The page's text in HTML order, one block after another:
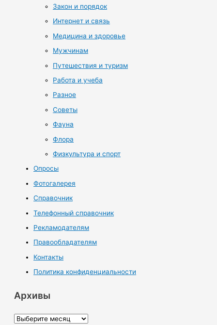
Закон и порядок
Интернет и связь
Медицина и здоровье
Мужчинам
Путешествия и туризм
Работа и учеба
Разное
Советы
Фауна
Флора
Физкультура и спорт
Опросы
Фотогалерея
Справочник
Телефонный справочник
Рекламодателям
Правообладателям
Контакты
Политика конфиденциальности
Архивы
А